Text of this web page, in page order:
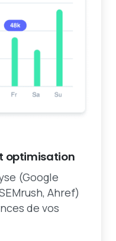
optimisation
(Google
Ahref)
de vos